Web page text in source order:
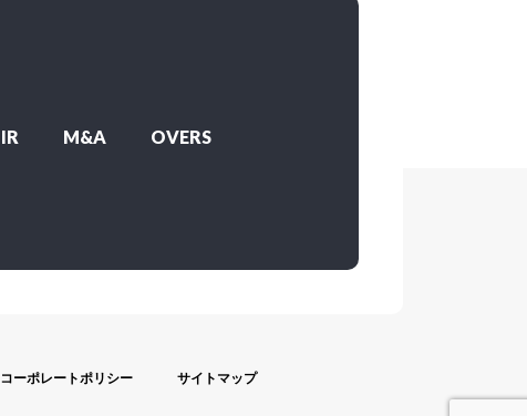
IR M&A OVERS
コーポレートポリシー サイトマップ